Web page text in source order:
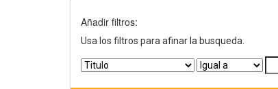
Añadir filtros:
Usa los filtros para afinar la busqueda.